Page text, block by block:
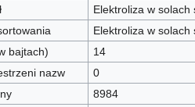
Elektroliza w solach
Elektroliza w solach
bajtach)
14
nazw
0
8984